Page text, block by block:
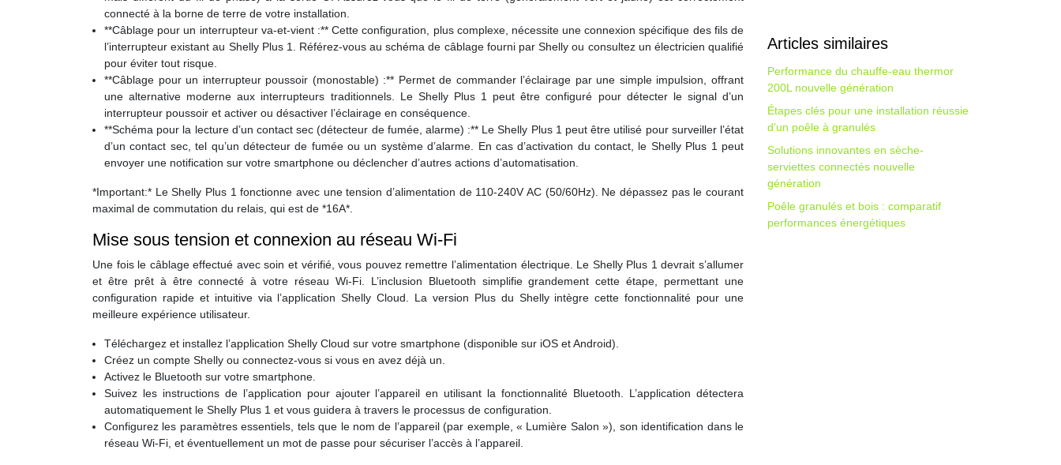
connecté à la borne de terre de votre installation.
**Câblage pour un interrupteur va-et-vient :** Cette configuration, plus complexe, nécessite une connexion spécifique des fils de
l’interrupteur existant au Shelly Plus 1. Référez-vous au schéma de câblage fourni par Shelly ou consultez un électricien qualifié
pour éviter tout risque.
**Câblage pour un interrupteur poussoir (monostable) :** Permet de commander l’éclairage par une simple impulsion, offrant
une alternative moderne aux interrupteurs traditionnels. Le Shelly Plus 1 peut être configuré pour détecter le signal d’un
interrupteur poussoir et activer ou désactiver l’éclairage en conséquence.
**Schéma pour la lecture d’un contact sec (détecteur de fumée, alarme) :** Le Shelly Plus 1 peut être utilisé pour surveiller l’état
d’un contact sec, tel qu’un détecteur de fumée ou un système d’alarme. En cas d’activation du contact, le Shelly Plus 1 peut
envoyer une notification sur votre smartphone ou déclencher d’autres actions d’automatisation.
*Important:* Le Shelly Plus 1 fonctionne avec une tension d’alimentation de 110-240V AC (50/60Hz). Ne dépassez pas le courant
maximal de commutation du relais, qui est de *16A*.
Mise sous tension et connexion au réseau Wi-Fi
Une fois le câblage effectué avec soin et vérifié, vous pouvez remettre l’alimentation électrique. Le Shelly Plus 1 devrait s’allumer
et être prêt à être connecté à votre réseau Wi-Fi. L’inclusion Bluetooth simplifie grandement cette étape, permettant une
configuration rapide et intuitive via l’application Shelly Cloud. La version Plus du Shelly intègre cette fonctionnalité pour une
meilleure expérience utilisateur.
Téléchargez et installez l’application Shelly Cloud sur votre smartphone (disponible sur iOS et Android).
Créez un compte Shelly ou connectez-vous si vous en avez déjà un.
Activez le Bluetooth sur votre smartphone.
Suivez les instructions de l’application pour ajouter l’appareil en utilisant la fonctionnalité Bluetooth. L’application détectera
automatiquement le Shelly Plus 1 et vous guidera à travers le processus de configuration.
Configurez les paramètres essentiels, tels que le nom de l’appareil (par exemple, « Lumière Salon »), son identification dans le
réseau Wi-Fi, et éventuellement un mot de passe pour sécuriser l’accès à l’appareil.
Articles similaires
Performance du chauffe-eau thermor
200L nouvelle génération
Étapes clés pour une installation réussie
d’un poêle à granulés
Solutions innovantes en sèche-
serviettes connectés nouvelle
génération
Poêle granulés et bois : comparatif
performances énergétiques